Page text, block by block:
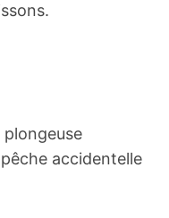
plongeuse
accidentelle